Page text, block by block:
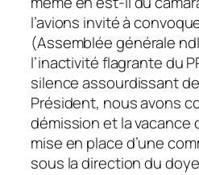
l’avions invité à
(Assemblée générale
l’inactivité flagrante du
silence assourdissant
Président, nous avons
démission et la vacance
mise en place d’une
sous la direction du